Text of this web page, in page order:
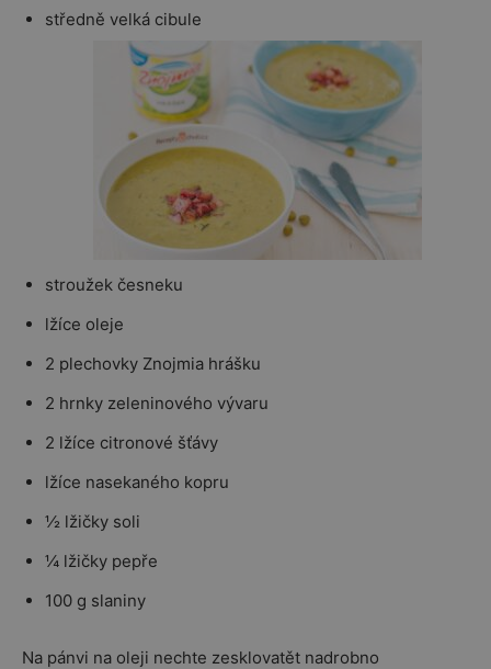
středně velká cibule
stroužek česneku
lžíce oleje
2 plechovky Znojmia hrášku
2 hrnky zeleninového vývaru
2 lžíce citronové šťávy
lžíce nasekaného kopru
½ lžičky soli
¼ lžičky pepře
100 g slaniny
Na pánvi na oleji nechte zesklovatět nadrobno